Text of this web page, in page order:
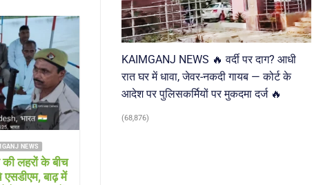
FARRUKHABAD NEWS KAIMGANJ NEWS
KAIMGANJ NEWS नन्हें लीडर्स ने संभाली
नेतृत्व की कमान, गूंजी जिम्मेदारी निभाने की
04
Aug
03
Aug
KAIMGANJ NEWS 🔥 वर्दी पर दाग? आधी
रात घर में धावा, जेवर-नकदी गायब — कोर्ट के
आदेश पर पुलिसकर्मियों पर मुकदमा दर्ज 🔥
(68,876)